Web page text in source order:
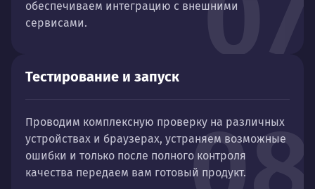
обеспечиваем интеграцию с внешними
сервисами.
Тестирование и запуск
Проводим комплексную проверку на различных
устройствах и браузерах, устраняем возможные
ошибки и только после полного контроля
качества передаем вам готовый продукт.